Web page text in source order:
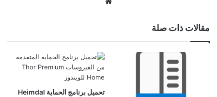
مقالات ذات صلة
تحميل برنامج الحماية Heimdal